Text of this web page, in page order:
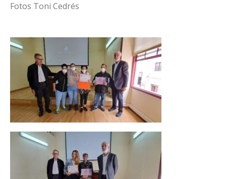
Fotos Toni Cedrés